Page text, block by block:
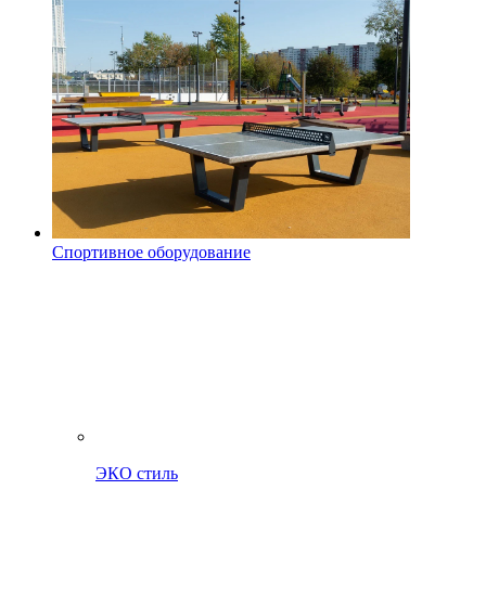
Спортивное оборудование
ЭКО стиль